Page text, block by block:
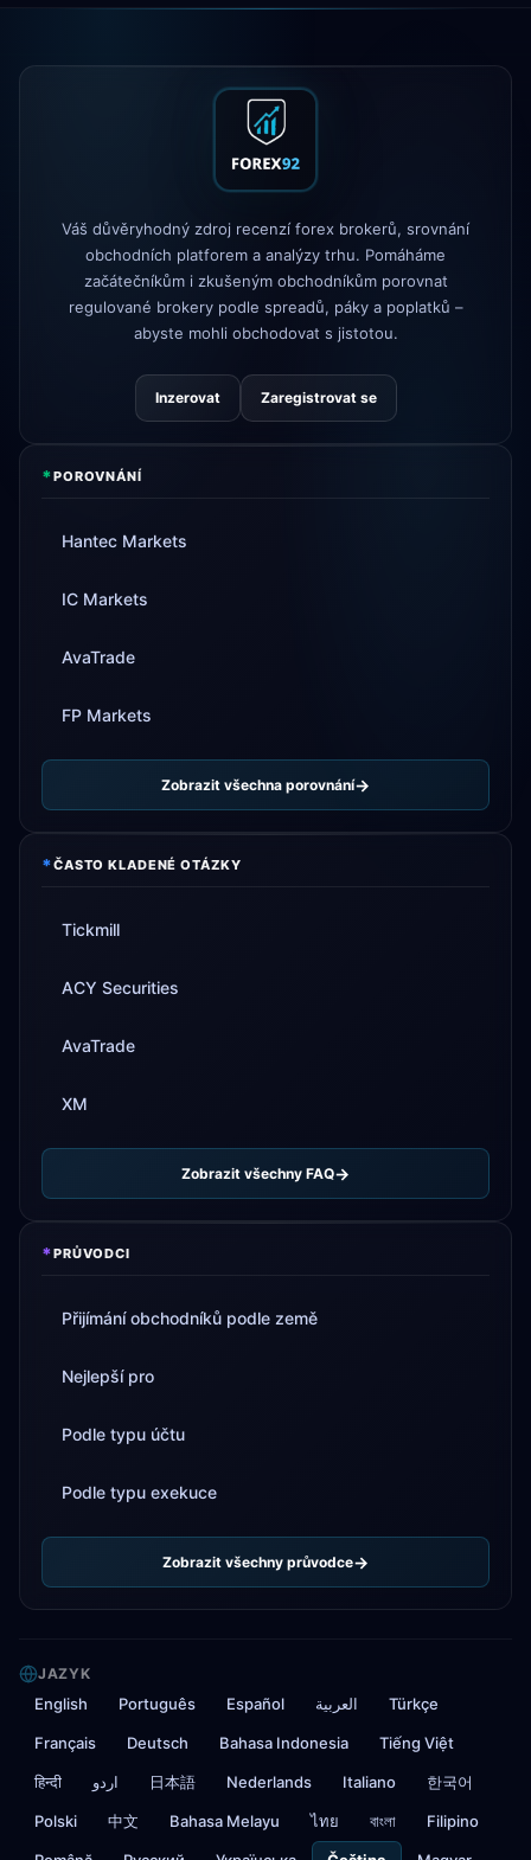
změněna politika pákového
FP Markets— nové účty bez provizí
AvaTradeztráta regulační licence 3d
Tickmillrychlost výběru nyní 24
4d
Váš důvěryhodný zdroj recenzí forex brokerů, srovnání
obchodních platforem a analýzy trhu. Pomáháme
začátečníkům i zkušeným obchodníkům porovnat
regulované brokery podle spreadů, páky a poplatků –
abyste mohli obchodovat s jistotou.
Inzerovat Zaregistrovat se
*POROVNÁNÍ
Hantec Markets
IC Markets
AvaTrade
FP Markets
Zobrazit všechna porovnání
*ČASTO KLADENÉ OTÁZKY
Tickmill
ACY Securities
AvaTrade
XM
Zobrazit všechny FAQ
*PRŮVODCI
Přijímání obchodníků podle země
Nejlepší pro
Podle typu účtu
Podle typu exekuce
Zobrazit všechny průvodce
JAZYK
English Português Español العربية Türkçe
Français Deutsch Bahasa Indonesia Tiếng Việt
हिन्दी اردو 日本語 Nederlands Italiano 한국어
Polski 中文 Bahasa Melayu ไทย বাংলা Filipino